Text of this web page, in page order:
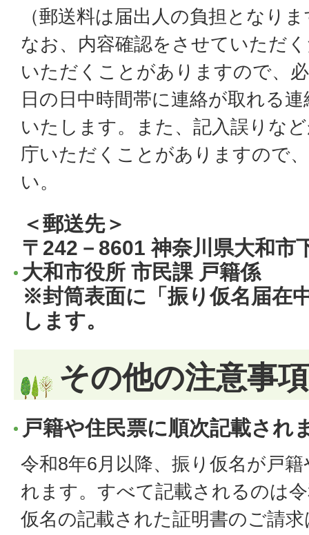
（郵送料は届出人の負担となり
なお、内容確認をさせていただ
いただくことがありますので、
日の日中時間帯に連絡が取れる
いたします。また、記入誤りな
庁いただくことがありますので
い。
＜郵送先＞
〒242－8601 神奈川県大和市
大和市役所 市民課 戸籍係
※封筒表面に「振り仮名届在
します。
その他の注意事項
戸籍や住民票に順次記載され
令和8年6月以降、振り仮名が戸
れます。すべて記載されるのは
仮名の記載された証明書のご請